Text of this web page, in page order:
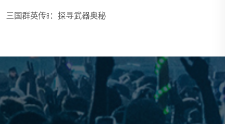
三国群英传8：探寻武器奥秘